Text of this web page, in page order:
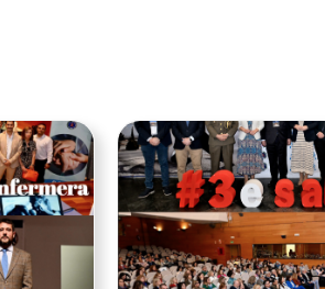
Ver noticia